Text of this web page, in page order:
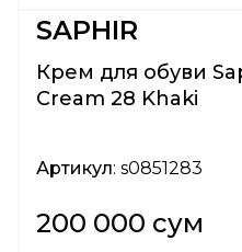
SAPHIR
Крем для обуви
Cream 28 Khaki
Артикул: s0851283
200 000 сум